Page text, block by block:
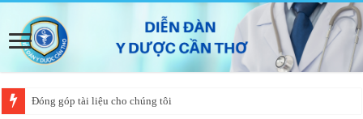
Đóng góp tài liệu cho chúng tôi